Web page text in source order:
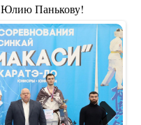
Юлию Панькову!